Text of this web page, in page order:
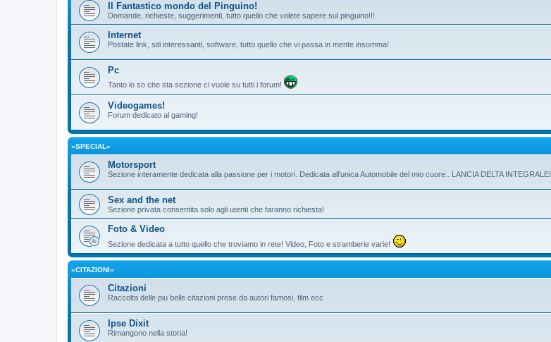
Il Fantastico mondo del Pinguino!
Domande, richieste, suggerimenti, tutto quello che volete sapere sul pinguino!!!
Internet
Postate link, siti interessanti, software, tutto quello che vi passa in mente insomma!
Pc
Tanto lo so che sta sezione ci vuole su tutti i forum!
Videogames!
Forum dedicato al gaming!
«SPECIAL»
Motorsport
Sezione interamente dedicata alla passione per i motori. Dedicata all'unica Automobile del mio cuore.. LANCIA DELTA INTEGRALE!
Sex and the net
Sezione privata consentita solo agli utenti che faranno richiesta!
Foto & Video
Sezione dedicata a tutto quello che troviamo in rete! Video, Foto e stramberie varie!
«CITAZIONI»
Citazioni
Raccolta delle piu belle citazioni prese da autori famosi, film ecc
Ipse Dixit
Rimangono nella storia!